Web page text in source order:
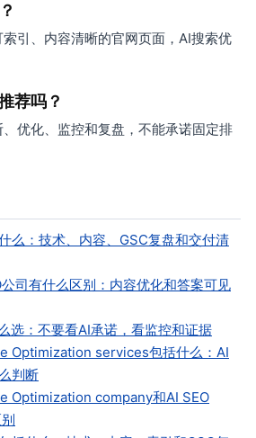
引、内容清晰的官网页面，AI搜索优
荐吗？
优化、监控和复盘，不能承诺固定排
么：技术、内容、GSC复盘和交付清
司有什么区别：内容优化和答案可见
选：不要看AI承诺，看监控和证据
Optimization services包括什么：AI
判断
Optimization company和AI SEO